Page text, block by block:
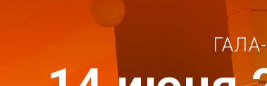
14 июня 2025
ГАЛА-КОНЦЕРТ